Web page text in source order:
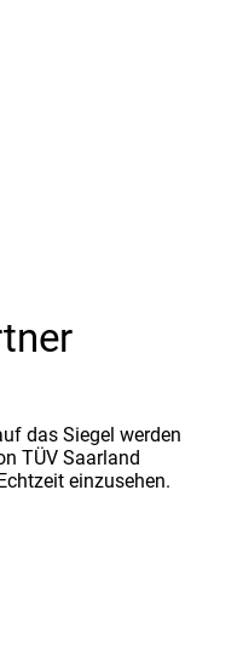
das Siegel werden
TÜV Saarland
einzusehen.